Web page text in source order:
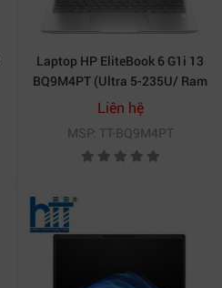
Laptop HP EliteBook 6 G1i 13
BQ9M4PT (Ultra 5-235U/ Ram
16GB/ SSD 512GB/ Windows
11 Pro/ 1Y/ Bạc)
Liên hệ
MSP: TT-BQ9M4PT